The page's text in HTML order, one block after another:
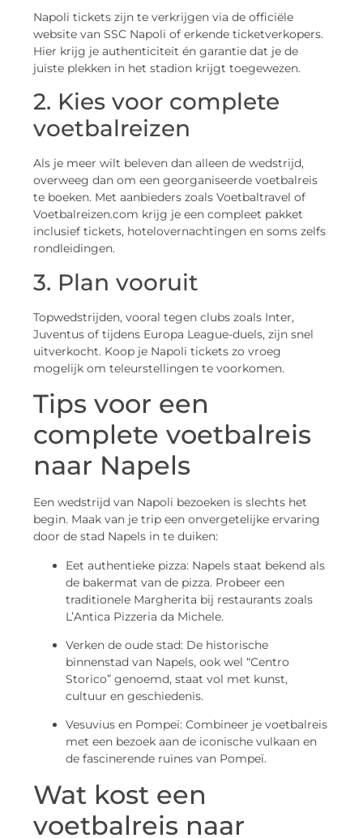
Napoli tickets zijn te verkrijgen via de officiële
website van SSC Napoli of erkende ticketverkopers.
Hier krijg je authenticiteit én garantie dat je de
juiste plekken in het stadion krijgt toegewezen.
2. Kies voor complete
voetbalreizen
Als je meer wilt beleven dan alleen de wedstrijd,
overweeg dan om een georganiseerde voetbalreis
te boeken. Met aanbieders zoals Voetbaltravel of
Voetbalreizen.com krijg je een compleet pakket
inclusief tickets, hotelovernachtingen en soms zelfs
rondleidingen.
3. Plan vooruit
Topwedstrijden, vooral tegen clubs zoals Inter,
Juventus of tijdens Europa League-duels, zijn snel
uitverkocht. Koop je Napoli tickets zo vroeg
mogelijk om teleurstellingen te voorkomen.
Tips voor een
complete voetbalreis
naar Napels
Een wedstrijd van Napoli bezoeken is slechts het
begin. Maak van je trip een onvergetelijke ervaring
door de stad Napels in te duiken:
Eet authentieke pizza: Napels staat bekend als
de bakermat van de pizza. Probeer een
traditionele Margherita bij restaurants zoals
L’Antica Pizzeria da Michele.
Verken de oude stad: De historische
binnenstad van Napels, ook wel “Centro
Storico” genoemd, staat vol met kunst,
cultuur en geschiedenis.
Vesuvius en Pompeï: Combineer je voetbalreis
met een bezoek aan de iconische vulkaan en
de fascinerende ruïnes van Pompeï.
Wat kost een
voetbalreis naar